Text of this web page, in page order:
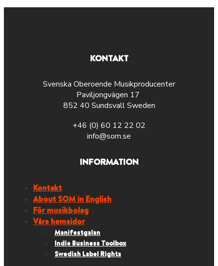
KONTAKT
Svenska Oberoende Musikproducenter
Paviljongvägen 17
852 40 Sundsvall Sweden
+46 (0) 60 12 22 02
info@som.se
INFORMATION
Kontakt
About SOM in English
För musikbolag
Våra hemsidor
Manifestgalan
Indie Business Toolbox
Swedish Label Rights